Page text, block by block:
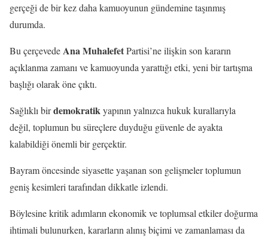
gerçeği de bir kez daha kamuoyunun gündemine taşınmış
durumda.
Bu çerçevede Ana MuhalefetPartisi’ne ilişkin son kararın
açıklanma zamanı ve kamuoyunda yarattığı etki, yeni bir tartışma
başlığı olarak öne çıktı.
Sağlıklı birdemokratik yapının yalnızca hukuk kurallarıyla
değil, toplumun bu süreçlere duyduğu güvenle de ayakta
kalabildiği önemli bir gerçektir.
Bayram öncesinde siyasette yaşanan son gelişmeler toplumun
geniş kesimleri tarafından dikkatle izlendi.
Böylesine kritik adımların ekonomik ve toplumsal etkiler doğurma
ihtimali bulunurken, kararların alınış biçimi ve zamanlaması da